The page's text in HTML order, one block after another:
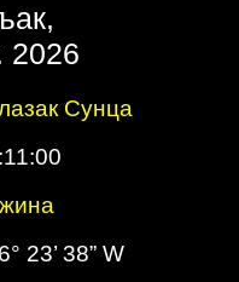
2026
Сунца
23’ 38” W